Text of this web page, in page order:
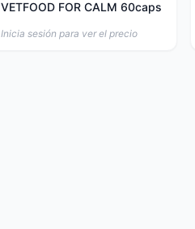
VETFOOD FOR CALM 60caps
Inicia sesión para ver el precio